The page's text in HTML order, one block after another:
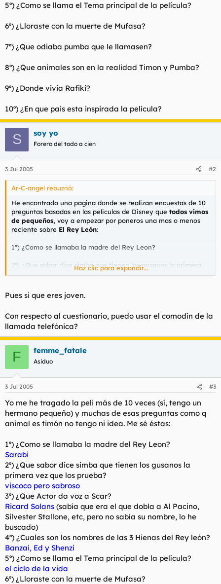
5º) ¿Como se llama el Tema principal de la película?
6º) ¿Lloraste con la muerte de Mufasa?
7º) ¿Que odiaba pumba que le llamasen?
8º) ¿Que animales son en la realidad Timon y Pumba?
9º) ¿Donde vivia Rafiki?
10º) ¿En que pais esta inspirada la película?
S soy yo
Forero del todo a cien
3 Jul 2005 #2
Ar-C-angel rebuznó:
He encontrado una pagina donde se realizan encuestas de 10
preguntas basadas en las peliculas de Disney que todos vimos
de pequeños, voy a empezar por poneros una mas o menos
reciente sobre El Rey León:
1º) ¿Como se llamaba la madre del Rey Leon?
2º) ¿Que sabor dice simba que tienen los gusanos la primera
vez que los prueba?
3º) ¿Que Actor da voz a Scar?
5º) ¿Como se llama el Tema principal de la película?
6º) ¿Lloraste con la muerte de Mufasa?
7º) ¿Que odiaba pumba que le llamasen?
8º) ¿Que animales son en la realidad Timon y Pumba?
10º) ¿En que pais esta inspirada la película?
Haz clic para expandir...
Pues si que eres joven.
Con respecto al cuestionario, puedo usar el comodín de la
llamada telefónica?
F femme_fatale
Asiduo
3 Jul 2005 #3
Yo me he tragado la peli más de 10 veces (sí, tengo un
hermano pequeño) y muchas de esas preguntas como q
animal es timón no tengo ni idea. Me sé éstas:
1º) ¿Como se llamaba la madre del Rey Leon?
Sarabi
2º) ¿Que sabor dice simba que tienen los gusanos la
primera vez que los prueba?
viscoco pero sabroso
3º) ¿Que Actor da voz a Scar?
Ricard Solans (sabía que era el que dobla a Al Pacino,
Silvester Stallone, etc, pero no sabía su nombre, lo he
buscado)
4º) ¿Cuales son los nombres de las 3 Hienas del Rey león?
Banzai, Ed y Shenzi
5º) ¿Como se llama el Tema principal de la película?
el ciclo de la vida
6º) ¿Lloraste con la muerte de Mufasa?